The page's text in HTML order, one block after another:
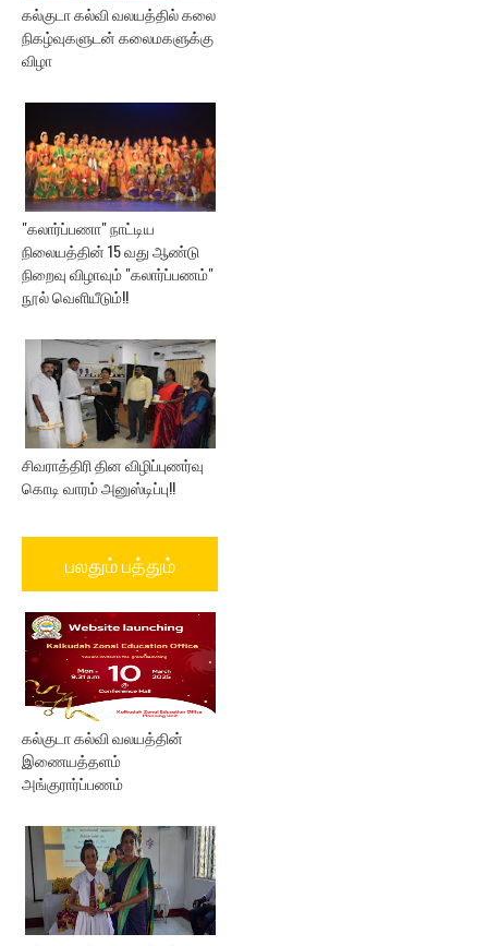
கல்குடா கல்வி வலயத்தில் கலை
நிகழ்வுகளுடன் கலைமகளுக்கு
விழா
"கலார்ப்பணா" நாட்டிய
நிலையத்தின் 15 வது ஆண்டு
நிறைவு விழாவும் "கலார்ப்பணம்"
நூல் வெளியீடும்!!
சிவராத்திரி தின விழிப்புணர்வு
கொடி வாரம் அனுஸ்டிப்பு!!
பலதும் பத்தும்
கல்குடா கல்வி வலயத்தின்
இணையத்தளம்
அங்குரார்ப்பணம்